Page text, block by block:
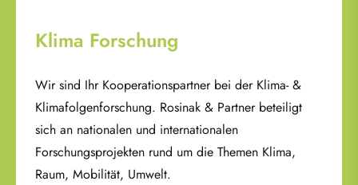
Klima Forschung
Wir sind Ihr Kooperationspartner bei der Klima- &
Klimafolgenforschung. Rosinak & Partner beteiligt
sich an nationalen und internationalen
Forschungsprojekten rund um die Themen Klima,
Raum, Mobilität, Umwelt.